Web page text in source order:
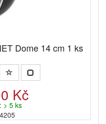
Dome 14 cm 1 ks
Kč
> 5 ks